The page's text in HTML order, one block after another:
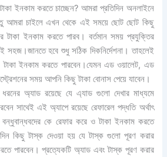
ইনকাম করতে চাচ্ছেন? আমরা প্রতিদিন অনলাইনে
আমরা চাইলে এখন থেকে এই সময়ে ছোট ছোট কিছু
টাকা ইনকাম করতে পারব। বর্তমান সময় প্রযুক্তির
সহজ।জানতে হবে শুধু সঠিক দিকনির্দেশনা। তাহলেই
ইনকাম করতে পারবেন।যেমন এড ওয়ালেট, এড
সময় আপনি কিছু টাকা বোনাস পেয়ে যাবেন।
অ্যাড রয়েছে যে এ্যাড গুলো দেখার মাধ্যমে
সাথেই এই অ্যাপে রয়েছে রেফারেল পদ্ধতি অর্থাৎ
কে রেফার করে ও টাকা ইনকাম করতে
কিছু টাস্ক দেওয়া হয় যে টাস্ক গুলো পূরণ করার
পারবেন। প্রত্যেকটি অ্যাড এবং টাস্ক পূরণ করার